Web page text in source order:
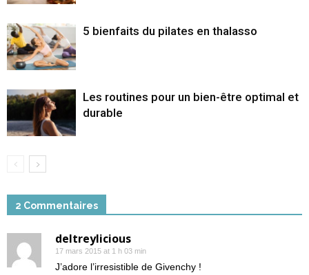
5 bienfaits du pilates en thalasso
Les routines pour un bien-être optimal et
durable
2 Commentaires
deltreylicious
17 mars 2015 at 1 h 03 min
J’adore l’irresistible de Givenchy !